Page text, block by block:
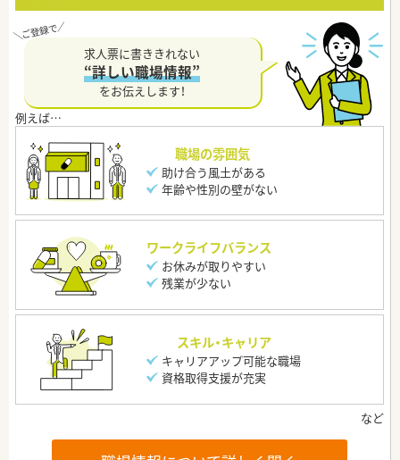
求人票に書ききれない
“詳しい職場情報”
をお伝えします！
職場の雰囲気
助け合う風土がある
年齢や性別の壁がない
ワークライフバランス
お休みが取りやすい
残業が少ない
スキル・キャリア
キャリアアップ可能な職場
資格取得支援が充実